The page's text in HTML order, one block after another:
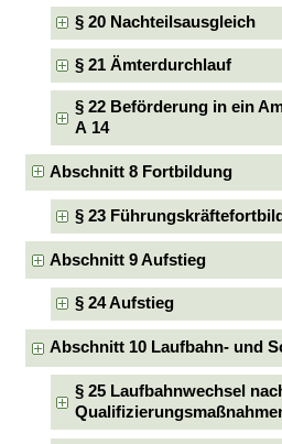
§ 20 Nachteilsausgleich
§ 21 Ämterdurchlauf
§ 22 Beförderung in ein
A 14
Abschnitt 8 Fortbildung
§ 23
Abschnitt 9 Aufstieg
§ 24 Aufstieg
Abschnitt 10 Laufbahn- und
§ 25 Laufbahnwechsel